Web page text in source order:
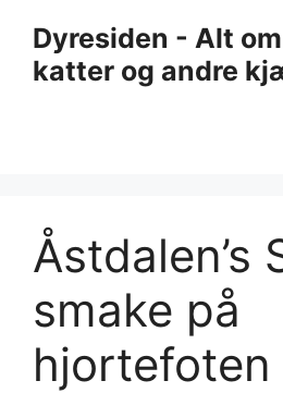
innhold
Dyresiden - Alt
katter og andre
Åstdalen’s
smake på
hjortefoten